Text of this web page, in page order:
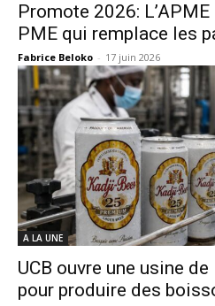
Promote 2026:
PME qui remplace les
Fabrice Beloko - 17 juin 2026
A LA UNE
UCB ouvre une usine
pour produire des